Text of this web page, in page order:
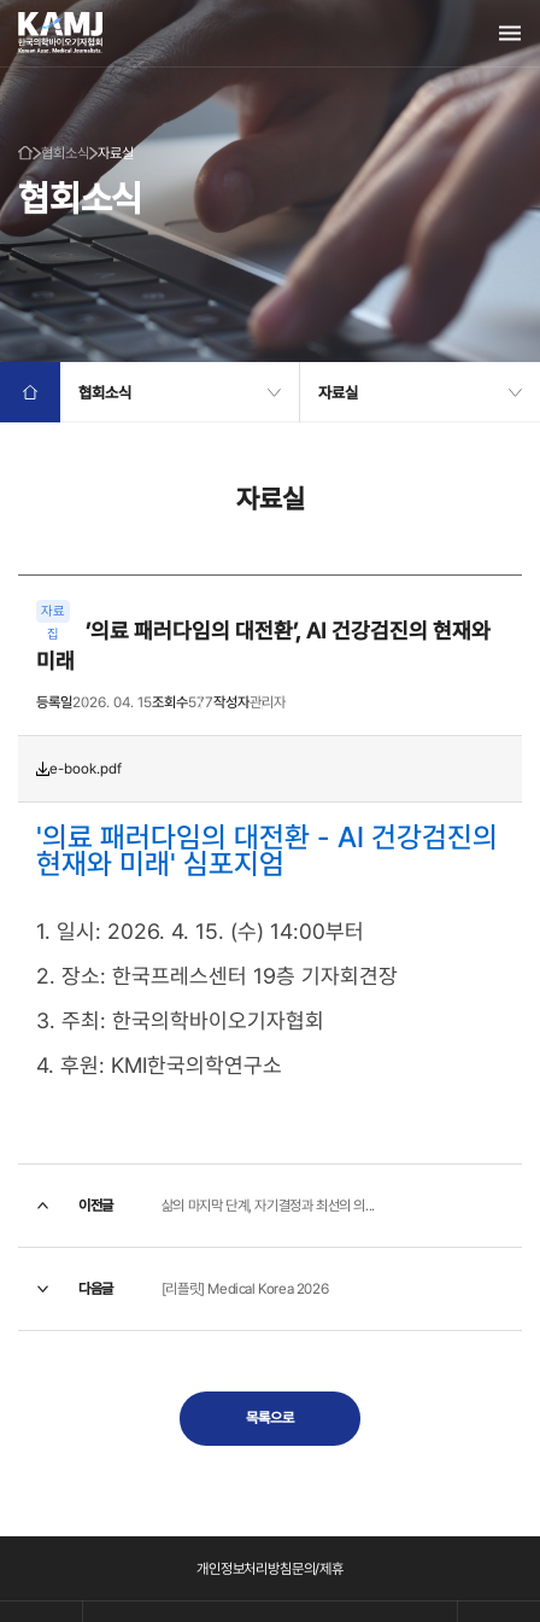
협회소식 자료실
협회소식
협회소식 자료실
자료실
자료
집
’의료 패러다임의 대전환’, AI 건강검진의 현재와
미래
등록일2026. 04. 15조회수577작성자관리자
e-book.pdf
'의료 패러다임의 대전환 - AI 건강검진의
현재와 미래' 심포지엄
1. 일시: 2026. 4. 15. (수) 14:00부터
2. 장소: 한국프레스센터 19층 기자회견장
3. 주최: 한국의학바이오기자협회
4. 후원: KMI한국의학연구소
이전글 삶의 마지막 단계, 자기결정과 최선의 의...
다음글 [리플릿] Medical Korea 2026
목록으로
개인정보처리방침문의/제휴